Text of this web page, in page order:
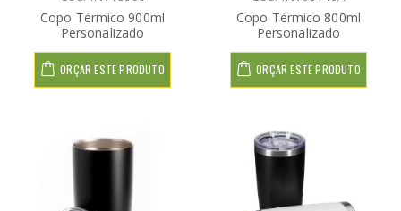
Copo Térmico 900ml
Personalizado
ORÇAR ESTE PRODUTO
Copo Térmico 800ml
Personalizado
ORÇAR ESTE PRODUTO